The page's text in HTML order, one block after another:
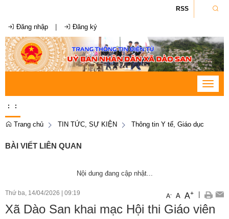
RSS
Đăng nhập Đăng ký
Toggle
: :
Trang chủ TIN TỨC, SỰ KIỆN Thông tin Y tế, Giáo dục
BÀI VIẾT LIÊN QUAN
Nội dung đang cập nhật...
Thứ ba, 14/04/2026 09:19 A- A A+
Xã Dào San khai mạc Hội thi Giáo viên